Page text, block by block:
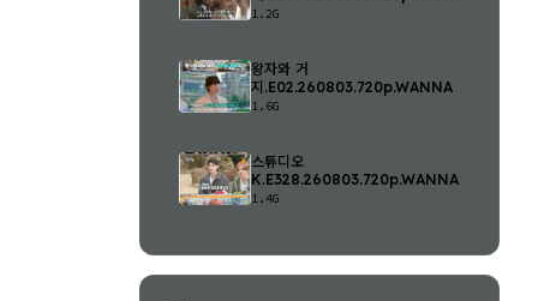
1.2G
왕자와 거
지.E02.260803.720p.WANNA
1.6G
스튜디오
K.E328.260803.720p.WANNA
1.4G